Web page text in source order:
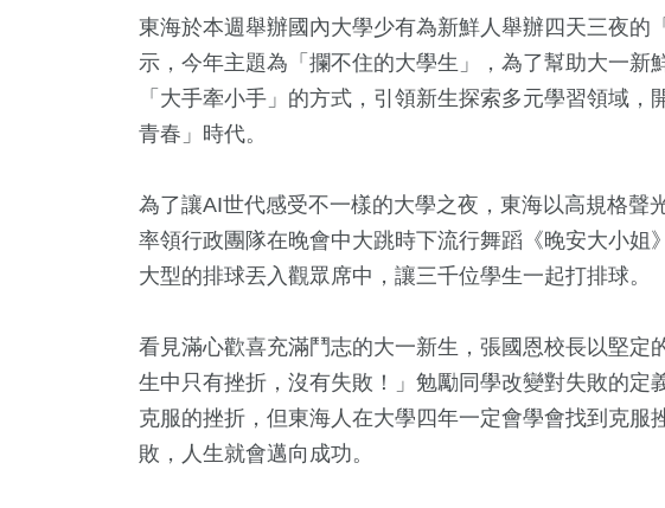
東海於本週舉辦國內大學少有為新鮮人舉辦四天三夜的
示，今年主題為「攔不住的大學生」，為了幫助大一新
「大手牽小手」的方式，引領新生探索多元學習領域
青春」時代。
為了讓AI世代感受不一樣的大學之夜，東海以高規格聲
率領行政團隊在晚會中大跳時下流行舞蹈《晚安大小姐
大型的排球丟入觀眾席中，讓三千位學生一起打排球。
看見滿心歡喜充滿鬥志的大一新生，張國恩校長以堅定
生中只有挫折，沒有失敗！」勉勵同學改變對失敗的定
克服的挫折，但東海人在大學四年一定會學會找到克服
敗，人生就會邁向成功。
司法放大鏡 綜合